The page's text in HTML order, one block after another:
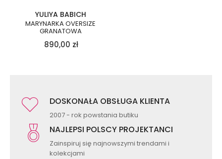
YULIYA BABICH
MARYNARKA OVERSIZE
GRANATOWA
890,00 zł
DOSKONAŁA OBSŁUGA KLIENTA
2007 - rok powstania butiku
NAJLEPSI POLSCY PROJEKTANCI
Zainspiruj się najnowszymi trendami i
kolekcjami